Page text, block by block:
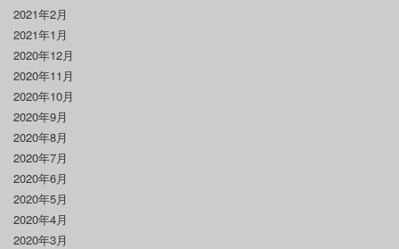
2021年2月
2021年1月
2020年12月
2020年11月
2020年10月
2020年9月
2020年8月
2020年7月
2020年6月
2020年5月
2020年4月
2020年3月